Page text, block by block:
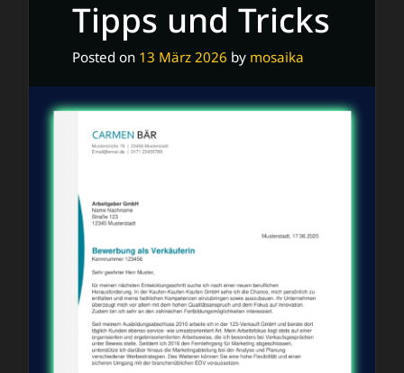
Tipps und Tricks
Posted on 13 März 2026 by mosaika